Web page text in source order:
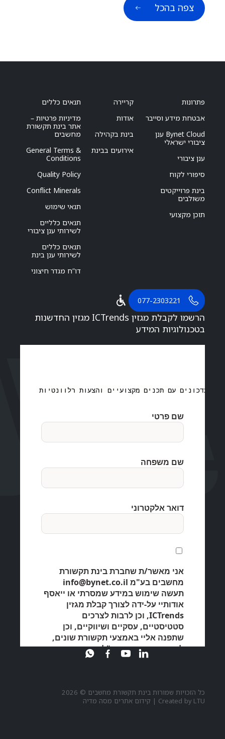
צפה בהכל
פתרונות
אבטחת מידע וסייבר
Bynet Cloud ענן
ציבורי ישראלי
ענן ציבורי
סיפורי לקוח
בינת פרוייקטים
משולבים
תוכן מקצועי
קריירה
אודות
בינת בקהילה
אירועים בבינת
תנאים כללים
מדיניות פרטיות –
אתר בינת תקשורת
מחשבים
General Terms &
Conditions
Quality Policy
Conflict Minerals
תנאי שימוש
תנאים כלליים
לשירותי ענן ציבורי
תנאים כללים
לשירותי ענן בינת
דו”ח מגדר חיצוני
077-2303221
הרשמו לקבלת מגזין ICTrends מגזין החדשנות
בטכנולוגיות המידע
כל הזכויות שמורות בינת תקשורת מחשבים © 2026
Created by LTU
| קידום אתרים מסה מדיה